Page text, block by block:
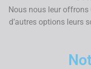
Nous nous leur offrons
d’autres options leurs